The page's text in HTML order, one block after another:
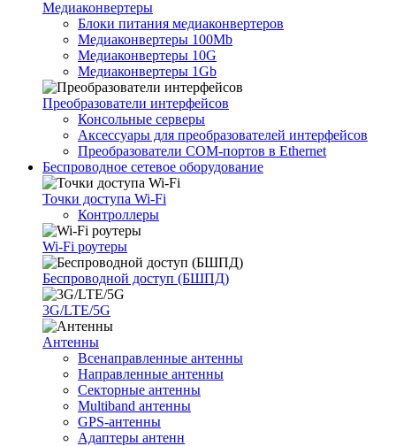
Медиаконвертеры
Блоки питания медиаконвертеров
Медиаконвертеры 100Mb
Медиаконвертеры 10G
Медиаконвертеры 1Gb
Преобразователи интерфейсов
Консольные серверы
Аксессуары для преобразователей интерфейсов
Преобразователи COM-портов в Ethernet
Беспроводное сетевое оборудование
Точки доступа Wi-Fi
Контроллеры
Wi-Fi роутеры
Беспроводной доступ (БШПД)
3G/LTE/5G
Антенны
Всенаправленные антенны
Направленные антенны
Секторные антенны
Multiband антенны
GPS-антенны
Адаптеры антенн